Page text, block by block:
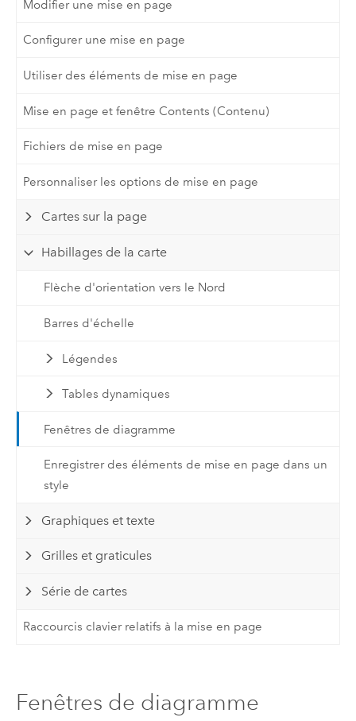
Modifier une mise en page
Configurer une mise en page
Utiliser des éléments de mise en page
Mise en page et fenêtre Contents (Contenu)
Fichiers de mise en page
Personnaliser les options de mise en page
Cartes sur la page
Habillages de la carte
Flèche d'orientation vers le Nord
Barres d'échelle
Légendes
Tables dynamiques
Fenêtres de diagramme
Enregistrer des éléments de mise en page dans un
style
Graphiques et texte
Grilles et graticules
Série de cartes
Raccourcis clavier relatifs à la mise en page
Fenêtres de diagramme